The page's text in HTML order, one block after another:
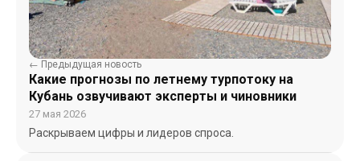
← Предыдущая новость
Какие прогнозы по летнему турпотоку на
Кубань озвучивают эксперты и чиновники
27 мая 2026
Раскрываем цифры и лидеров спроса.